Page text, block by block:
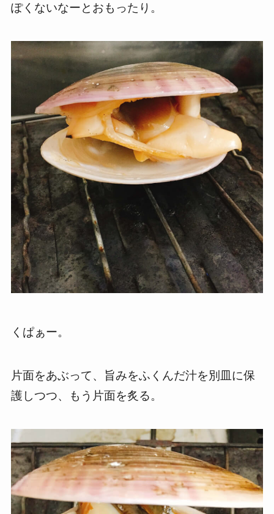
ぽくないなーとおもったり。
くぱぁー。
片面をあぶって、旨みをふくんだ汁を別皿に保
護しつつ、もう片面を炙る。